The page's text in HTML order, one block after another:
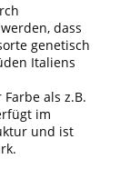
dass
genetisch
Italiens
als z.B.
im
und ist